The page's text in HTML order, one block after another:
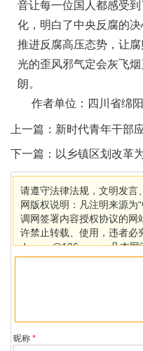
音让每一位国人都感受
化，明白了中央反腐的
推进反腐高压态势，让
光的歪风邪气定会灰飞
朗。
作者单位：四川省绵
上一篇： 新时代青年干部
下一篇： 以乡镇区划改革
请遵守法律法规，文明发言
网版权说明：凡注明来源为
调网签署内容授权协议的网
许禁止转载、使用，违者必
dcaccn@126.com；凡本网
品，均转载自其它媒体，目
昵称*